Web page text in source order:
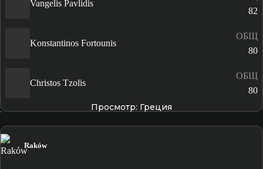
Vangelis Pavlidis
82
Konstantinos Fortounis
ОБЩ
80
Christos Tzolis
ОБЩ
80
Просмотр: Греция
Raków